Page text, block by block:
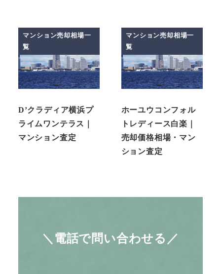
マンション売却相場一
覧
D’クラディア横浜プ
ライムワンテラス｜
マンション査定
マンション売却相場一
覧
ホーユウコンフォル
トレディース白楽｜
売却価格相場・マン
ション査定
＼電話で問い合わせる／